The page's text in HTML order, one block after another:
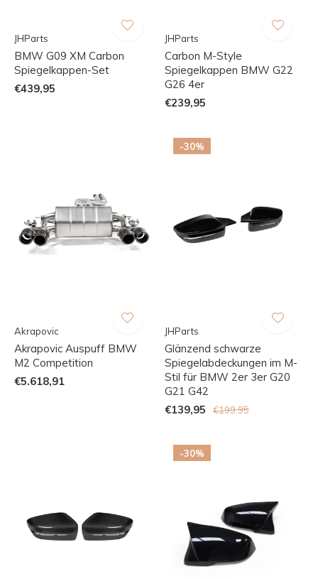
JHParts
BMW G09 XM Carbon
Spiegelkappen-Set
€439,95
JHParts
Carbon M-Style
Spiegelkappen BMW G22
G26 4er
€239,95
Akrapovic
Akrapovic Auspuff BMW
M2 Competition
€5.618,91
-30%
JHParts
Glänzend schwarze
Spiegelabdeckungen im M-
Stil für BMW 2er 3er G20
G21 G42
€139,95
€199,95
-30%